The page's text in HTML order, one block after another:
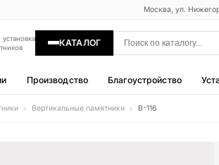
Москва, ул.
КАТАЛОГ
Производство Благоустройство
Вертикальные памятники В-116